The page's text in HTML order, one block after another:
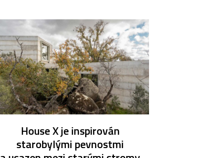
House X je inspirován
starobylými pevnostmi